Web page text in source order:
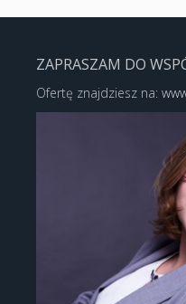
ZAPRASZAM DO
Ofertę znajdziesz na: